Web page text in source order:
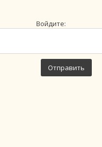
Войдите:
Отправить